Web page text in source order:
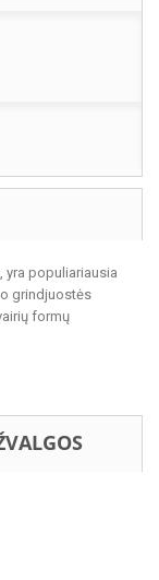
yra populiariausia
grindjuostės
formų